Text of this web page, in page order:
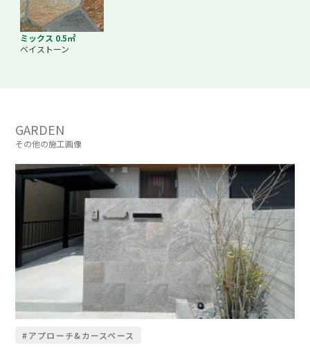
ミックス 0.5㎡
ベイストーン
GARDEN
その他の施工画像
#アプローチ&カースペース